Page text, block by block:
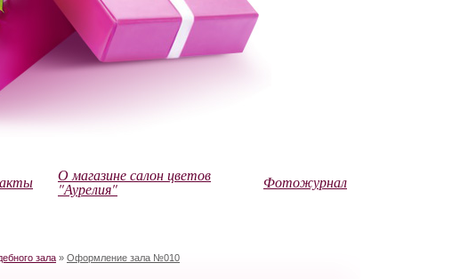
О магазине салон цветов
"Аурелия" Фотожурнал
зала » Оформление зала №010